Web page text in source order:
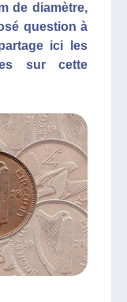
de diamètre,
question à
ici les
sur cette